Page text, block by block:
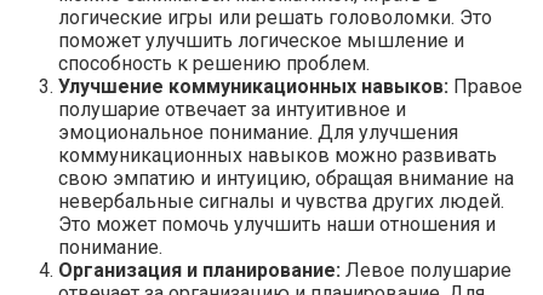
логические игры или решать головоломки. Это
поможет улучшить логическое мышление и
способность к решению проблем.
Улучшение коммуникационных навыков: Правое
полушарие отвечает за интуитивное и
эмоциональное понимание. Для улучшения
коммуникационных навыков можно развивать
свою эмпатию и интуицию, обращая внимание на
невербальные сигналы и чувства других людей.
Это может помочь улучшить наши отношения и
понимание.
Организация и планирование: Левое полушарие